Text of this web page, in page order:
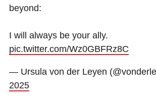
beyond:
I will always be your ally.
pic.twitter.com/Wz0GBFRz8C
— Ursula von der Leyen
2025